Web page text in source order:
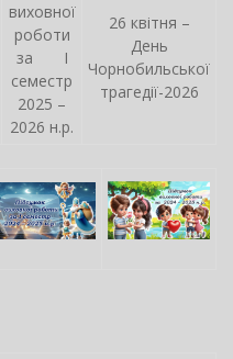
виховної
роботи
за І
семестр
2025 –
2026 н.р.
26 квітня –
День
Чорнобильської
трагедії-2026